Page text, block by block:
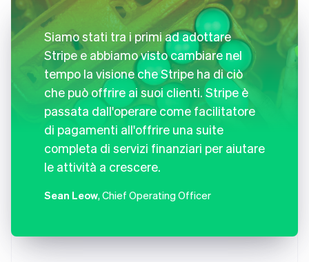
Siamo stati tra i primi ad adottare
Stripe e abbiamo visto cambiare nel
tempo la visione che Stripe ha di ciò
che può offrire ai suoi clienti. Stripe è
passata dall'operare come facilitatore
di pagamenti all'offrire una suite
completa di servizi finanziari per aiutare
le attività a crescere.
Sean Leow, Chief Operating Officer